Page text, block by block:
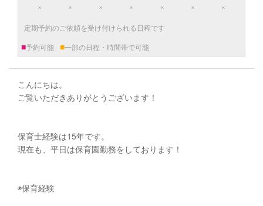
×
×
×
×
×
×
×
定期予約のご依頼を受け付けられる日程です
■予約可能 ■一部の日程・時間帯で可能
こんにちは。
ご覧いただきありがとうございます！
保育士経験は15年です。
現在も、平日は保育園勤務をしております！
◉保育経験